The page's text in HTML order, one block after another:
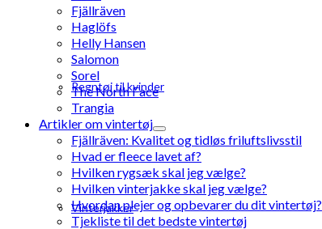
Regntøj til kvinder
Vinterjakker
Fjällräven
Haglöfs
Helly Hansen
Salomon
Sorel
The North Face
Trangia
Artikler om vintertøj
Fjällräven: Kvalitet og tidløs friluftslivsstil
Hvad er fleece lavet af?
Hvilken rygsæk skal jeg vælge?
Hvilken vinterjakke skal jeg vælge?
Hvordan plejer og opbevarer du dit vintertøj?
Tjekliste til det bedste vintertøj